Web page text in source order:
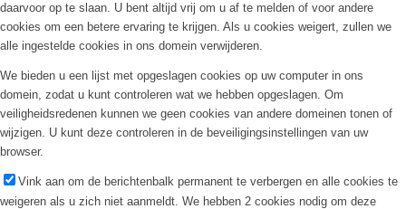
daarvoor op te slaan. U bent altijd vrij om u af te melden of voor andere
cookies om een betere ervaring te krijgen. Als u cookies weigert, zullen we
alle ingestelde cookies in ons domein verwijderen.
We bieden u een lijst met opgeslagen cookies op uw computer in ons
domein, zodat u kunt controleren wat we hebben opgeslagen. Om
veiligheidsredenen kunnen we geen cookies van andere domeinen tonen of
wijzigen. U kunt deze controleren in de beveiligingsinstellingen van uw
browser.
Vink aan om de berichtenbalk permanent te verbergen en alle cookies te
weigeren als u zich niet aanmeldt. We hebben 2 cookies nodig om deze